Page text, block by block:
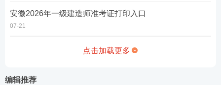
安徽2026年一级建造师准考证打印入口
07-21
点击加载更多
编辑推荐